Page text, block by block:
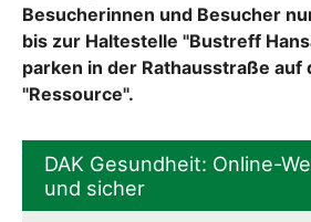
Besucherinnen und Besucher
bis zur Haltestelle "Bustreff
parken in der Rathausstraße auf
"Ressource".
DAK Gesundheit: Online-
und sicher